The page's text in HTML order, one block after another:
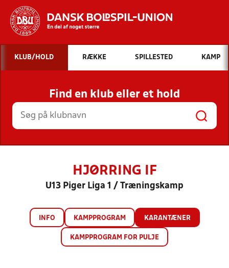
Hvad vil du søge efter?
INDHOLD OG NYHEDER
STILLINGER, RESULTATER, KLUBBER OG
HOLD
KLUB/HOLD RÆKKE SPILLESTED KAMP
Find en klub eller et hold
HJØRRING IF
U13 Piger Liga 1 / Træningskamp
INFO KAMPPROGRAM KARANTÆNER
KAMPPROGRAM FOR PULJE